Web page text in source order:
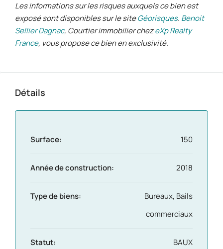
Les informations sur les risques auxquels ce bien est
exposé sont disponibles sur le siteGéorisques. Benoit
Sellier Dagnac, Courtier immobilier chezeXp Realty
France, vous propose ce bien en exclusivité.
Détails
Surface: 150
Année de construction: 2018
Type de biens:
Bureaux, Bails
commerciaux
Statut: BAUX